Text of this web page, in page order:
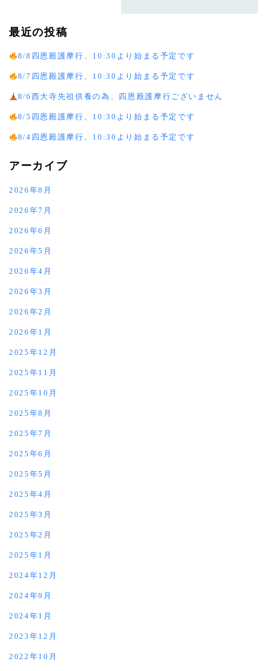
最近の投稿
8/8四恩殿護摩行、10:30より始まる予定です
8/7四恩殿護摩行、10:30より始まる予定です
8/6西大寺先祖供養の為、四恩殿護摩行ございません
8/5四恩殿護摩行、10:30より始まる予定です
8/4四恩殿護摩行、10:30より始まる予定です
アーカイブ
2026年8月
2026年7月
2026年6月
2026年5月
2026年4月
2026年3月
2026年2月
2026年1月
2025年12月
2025年11月
2025年10月
2025年8月
2025年7月
2025年6月
2025年5月
2025年4月
2025年3月
2025年2月
2025年1月
2024年12月
2024年9月
2024年1月
2023年12月
2022年10月